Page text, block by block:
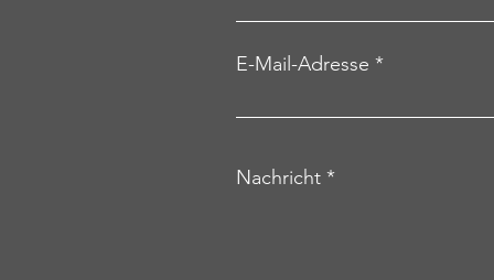
E-Mail-Adresse
Nachricht